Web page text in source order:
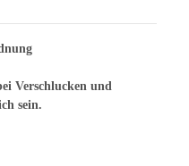
Verschlucken und
sein.